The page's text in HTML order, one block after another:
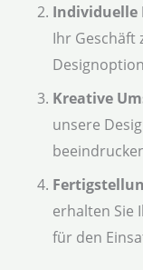
Individuelle
Ihr Geschäft
Kreative
unsere
erhalten Sie
für den